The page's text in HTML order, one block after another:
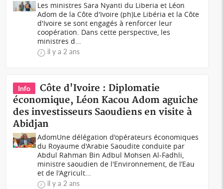
Les ministres Sara Nyanti du Liberia et Léon
Adom de la Côte d'Ivoire (ph)Le Libéria et la Côte
d'Ivoire se sont engagés à renforcer leur
coopération. Dans cette perspective, les
ministres d...
il y a 2 ans
Info
Côte d'Ivoire : Diplomatie
économique, Léon Kacou Adom aguiche
des investisseurs Saoudiens en visite à
Abidjan
AdomUne délégation d'opérateurs économiques
du Royaume d'Arabie Saoudite conduite par
Abdul Rahman Bin Adbul Mohsen Al-Fadhli,
ministre saoudien de l'Environnement, de l’Eau
et de l'Agricult...
il y a 2 ans